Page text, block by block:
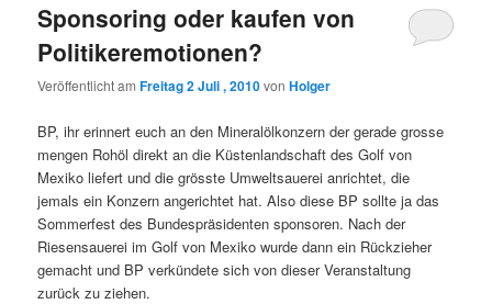
Sponsoring oder kaufen von
Politikeremotionen?
Veröffentlicht amFreitag 2 Juli , 2010vonHolger
BP, ihr erinnert euch an den Mineralölkonzern der gerade grosse
mengen Rohöl direkt an die Küstenlandschaft des Golf von
Mexiko liefert und die grösste Umweltsauerei anrichtet, die
jemals ein Konzern angerichtet hat. Also diese BP sollte ja das
Sommerfest des Bundespräsidenten sponsoren. Nach der
Riesensauerei im Golf von Mexiko wurde dann ein Rückzieher
gemacht und BP verkündete sich von dieser Veranstaltung
zurück zu ziehen.